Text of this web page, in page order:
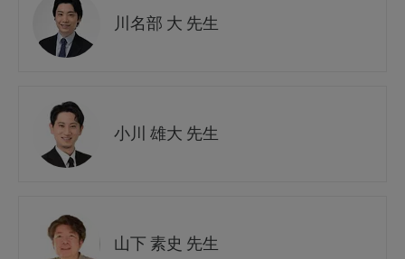
川名部 大 先生
小川 雄大 先生
山下 素史 先生